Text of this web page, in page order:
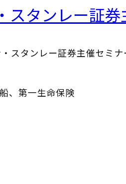
スタンレー証
スタンレー証券主催セミ
、第一生命保険